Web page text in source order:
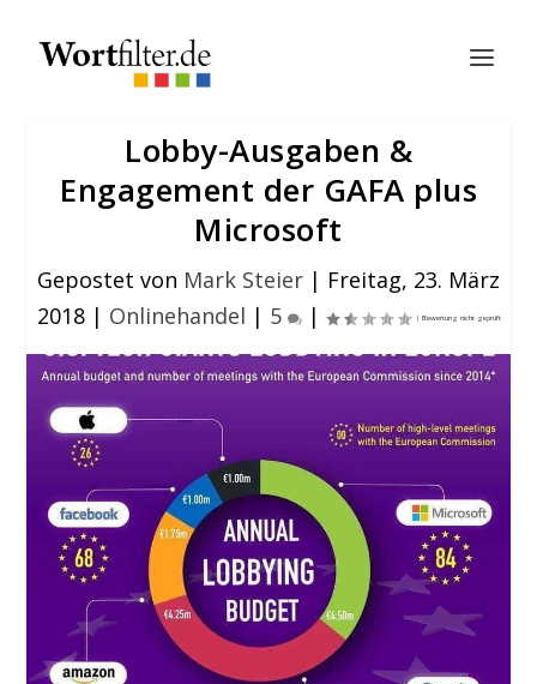
Lobby-Ausgaben &
Engagement der GAFA plus
Microsoft
Gepostet von Mark Steier | Freitag, 23. März
2018| Onlinehandel | 5 |